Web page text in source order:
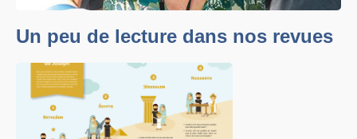
Un peu de lecture dans nos revues